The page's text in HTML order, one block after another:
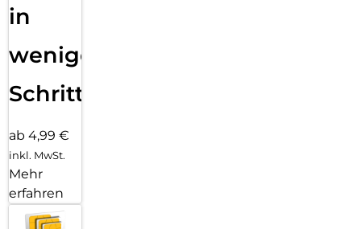
in
wenigen
Schritten
ab 4,99 €
inkl. MwSt.
Mehr
erfahren